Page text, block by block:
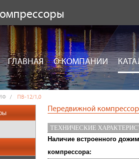
ГЛАВНАЯ О КОМПАНИИ
ПВ-12/1,0
Передвижной
ТЕХНИЧЕСКИЕ
Наличие встроенного
компрессора: